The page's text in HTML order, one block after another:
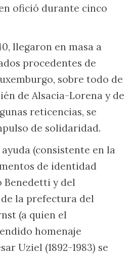
ofició durante cinco
llegaron en masa a
procedentes de
sobre todo de
de Alsacia-Lorena y de
reticencias, se
de solidaridad.
(consistente en la
de identidad
Benedetti y del
la prefectura del
(a quien el
homenaje
Uziel (1892-1983) se